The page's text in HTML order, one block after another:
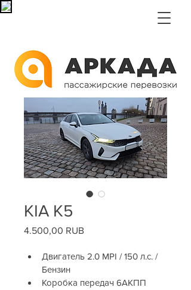
KIA K5
4.500,00 RUBЦена
Двигатель 2.0 MPI / 150 л.с. /
Бензин
Коробка передач 6АКПП